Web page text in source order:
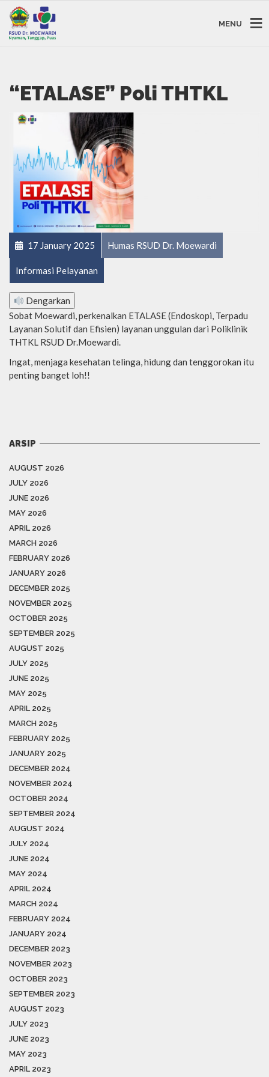
MENU
“ETALASE” Poli THTKL
17 January 2025 Humas RSUD Dr. Moewardi
Informasi Pelayanan
Dengarkan
Sobat Moewardi, perkenalkan ETALASE (Endoskopi, Terpadu
Layanan Solutif dan Efisien) layanan unggulan dari Poliklinik
THTKL RSUD Dr.Moewardi.
Ingat, menjaga kesehatan telinga, hidung dan tenggorokan itu
penting banget loh!!
ARSIP
AUGUST 2026
JULY 2026
JUNE 2026
MAY 2026
APRIL 2026
MARCH 2026
FEBRUARY 2026
JANUARY 2026
DECEMBER 2025
NOVEMBER 2025
OCTOBER 2025
SEPTEMBER 2025
AUGUST 2025
JULY 2025
JUNE 2025
MAY 2025
APRIL 2025
MARCH 2025
FEBRUARY 2025
JANUARY 2025
DECEMBER 2024
NOVEMBER 2024
OCTOBER 2024
SEPTEMBER 2024
AUGUST 2024
JULY 2024
JUNE 2024
MAY 2024
APRIL 2024
MARCH 2024
FEBRUARY 2024
JANUARY 2024
DECEMBER 2023
NOVEMBER 2023
OCTOBER 2023
SEPTEMBER 2023
AUGUST 2023
JULY 2023
JUNE 2023
MAY 2023
APRIL 2023